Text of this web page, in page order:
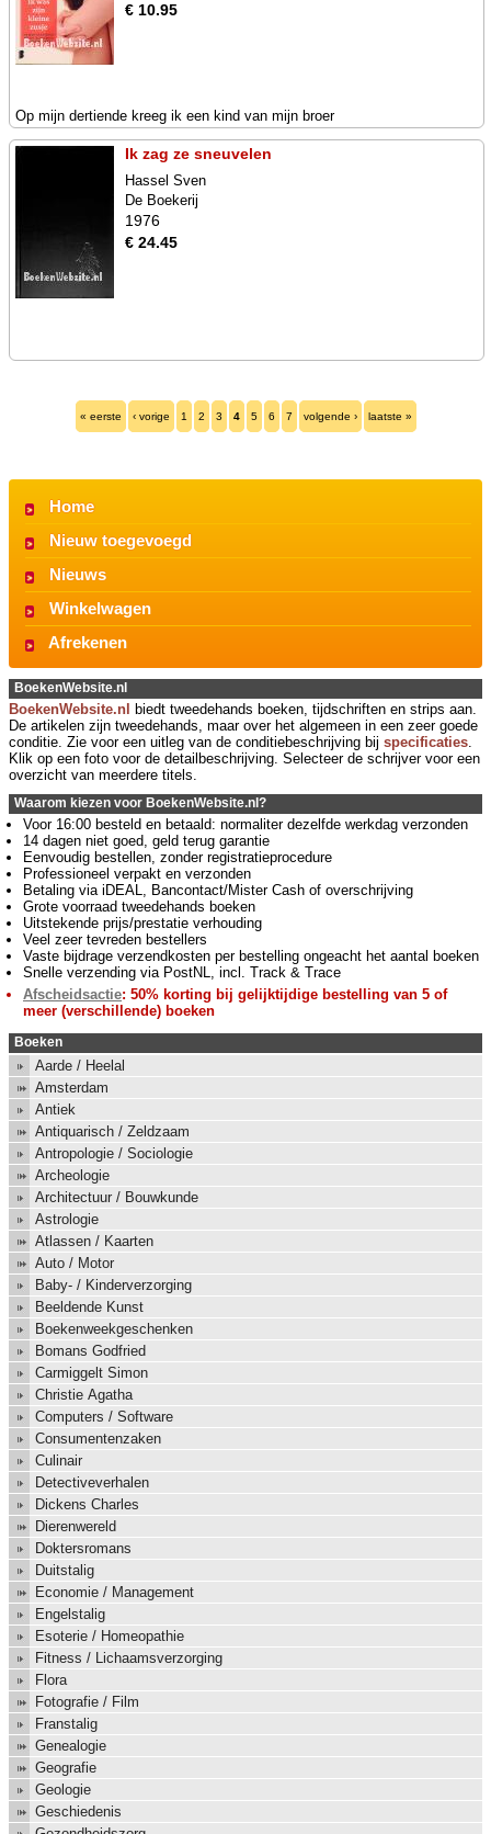
€ 10.95
Op mijn dertiende kreeg ik een kind van mijn broer
Ik zag ze sneuvelen
Hassel Sven
De Boekerij
1976
€ 24.45
« eerste ‹ vorige 1 2 3 4 5 6 7 volgende › laatste »
Home
Nieuw toegevoegd
Nieuws
Winkelwagen
Afrekenen
BoekenWebsite.nl
BoekenWebsite.nl biedt tweedehands boeken, tijdschriften en strips aan.
De artikelen zijn tweedehands, maar over het algemeen in een zeer goede
conditie. Zie voor een uitleg van de conditiebeschrijving bij specificaties
Klik op een foto voor de detailbeschrijving. Selecteer de schrijver voor een
overzicht van meerdere titels.
Waarom kiezen voor BoekenWebsite.nl?
Voor 16:00 besteld en betaald: normaliter dezelfde werkdag verzonden
14 dagen niet goed, geld terug garantie
Eenvoudig bestellen, zonder registratieprocedure
Professioneel verpakt en verzonden
Betaling via iDEAL, Bancontact/Mister Cash of overschrijving
Grote voorraad tweedehands boeken
Uitstekende prijs/prestatie verhouding
Veel zeer tevreden bestellers
Vaste bijdrage verzendkosten per bestelling ongeacht het aantal boeken
Snelle verzending via PostNL, incl. Track & Trace
Afscheidsactie: 50% korting bij gelijktijdige bestelling van 5 of
meer (verschillende) boeken
Boeken
Aarde / Heelal
Amsterdam
Antiek
Antiquarisch / Zeldzaam
Antropologie / Sociologie
Archeologie
Architectuur / Bouwkunde
Astrologie
Atlassen / Kaarten
Auto / Motor
Baby- / Kinderverzorging
Beeldende Kunst
Boekenweekgeschenken
Bomans Godfried
Carmiggelt Simon
Christie Agatha
Computers / Software
Consumentenzaken
Culinair
Detectiveverhalen
Dickens Charles
Dierenwereld
Doktersromans
Duitstalig
Economie / Management
Engelstalig
Esoterie / Homeopathie
Fitness / Lichaamsverzorging
Flora
Fotografie / Film
Franstalig
Genealogie
Geografie
Geologie
Geschiedenis